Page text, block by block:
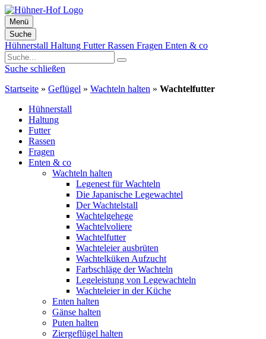
Menü
Suche
Zum
Inhalt
springen
Hühnerstall Haltung FutterRassen Fragen Enten & co
Suche schließen
Startseite » Geflügel » Wachteln halten » Wachtelfutter
Hühnerstall
Haltung
Futter
Rassen
Fragen
Enten & co
Wachteln halten
Legenest für Wachteln
Die Japanische Legewachtel
Der Wachtelstall
Wachtelgehege
Wachtelvoliere
Wachtelfutter
Wachteleier ausbrüten
Wachtelküken Aufzucht
Farbschläge der Wachteln
Legeleistung von Legewachteln
Wachteleier in der Küche
Enten halten
Gänse halten
Puten halten
Ziergeflügel halten